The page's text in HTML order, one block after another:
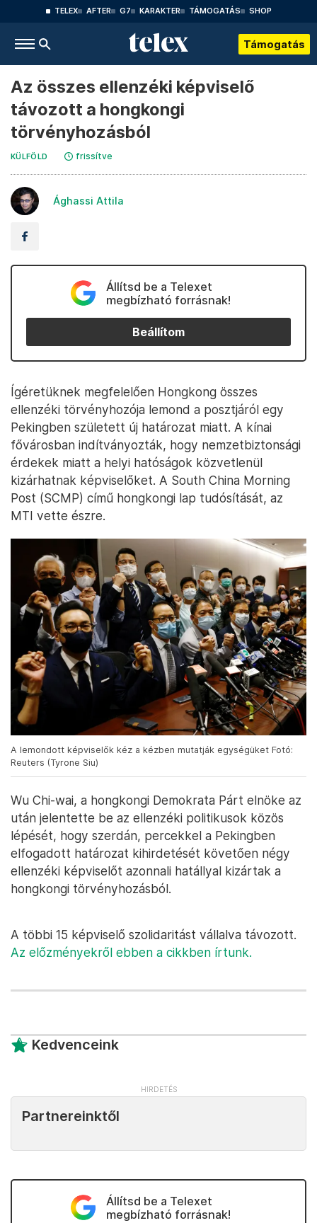
TELEX AFTER G7 KARAKTER TÁMOGATÁS SHOP
Támogatás
Az összes ellenzéki képviselő
távozott a hongkongi
törvényhozásból
KÜLFÖLD frissítve
Ághassi Attila
Állítsd be a Telexet
megbízható forrásnak!
Beállítom
Ígéretüknek megfelelően Hongkong összes
ellenzéki törvényhozója lemond a posztjáról egy
Pekingben született új határozat miatt. A kínai
fővárosban indítványozták, hogy nemzetbiztonsági
érdekek miatt a helyi hatóságok közvetlenül
kizárhatnak képviselőket. A South China Morning
Post (SCMP) című hongkongi lap tudósítását, az
MTI vette észre.
A lemondott képviselők kéz a kézben mutatják egységüket Fotó:
Reuters (Tyrone Siu)
Wu Chi-wai, a hongkongi Demokrata Párt elnöke az
után jelentette be az ellenzéki politikusok közös
lépését, hogy szerdán, percekkel a Pekingben
elfogadott határozat kihirdetését követően négy
ellenzéki képviselőt azonnali hatállyal kizártak a
hongkongi törvényhozásból.
A többi 15 képviselő szolidaritást vállalva távozott.
Az előzményekről ebben a cikkben írtunk.
Kedvenceink
Partnereinktől
Állítsd be a Telexet
megbízható forrásnak!